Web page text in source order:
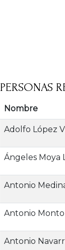
PERSONAS
Nombre
Adolfo López
Ángeles Moya
Antonio
Antonio
Antonio